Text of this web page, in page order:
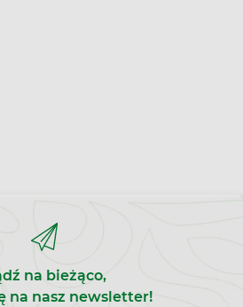
na bieżąco,
na nasz newsletter!